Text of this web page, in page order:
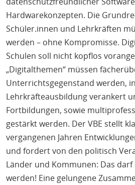
Hardwarekonzepten. Die
Schüler.innen und Lehrkräften
werden – ohne Kompromisse.
Schulen soll nicht kopflos
„Digitalthemen“ müssen
Unterrichtsgegenstand werden,
Lehrkräfteausbildung verankert
Fortbildungen, sowie
gestärkt werden. Der VBE stellt
vergangenen Jahren
und fordert von den politisch
Länder und Kommunen: Das
werden! Eine gelungene